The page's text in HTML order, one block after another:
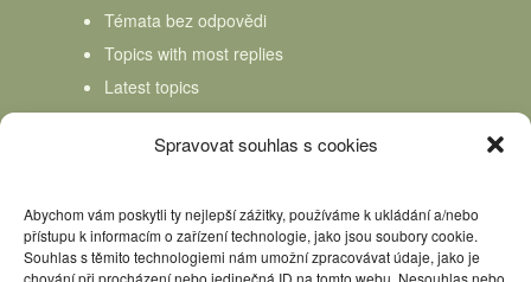
Spravovat souhlas s cookies
Abychom vám poskytli ty nejlepší zážitky, používáme k ukládání a/nebo
přístupu k informacím o zařízení technologie, jako jsou soubory cookie.
Souhlas s těmito technologiemi nám umožní zpracovávat údaje, jako je
chování při procházení nebo jedinečná ID na tomto webu. Nesouhlas nebo
Témata bez odpovědi
Topics with most replies
Latest topics
Topics Freshness